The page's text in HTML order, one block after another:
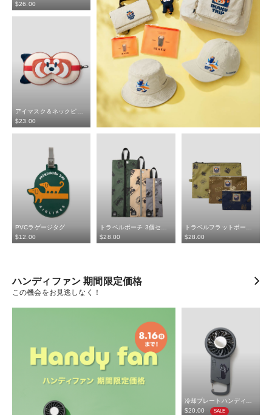
$‌26.00
$‌23.00
PVCラゲージタグ
$‌12.00
$‌28.00
$‌28.00
ハンディファン 期間限定価格
この機会をお見逃しなく！
$‌20.00
SALE